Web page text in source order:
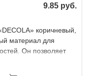
9.85 руб.
коричневый,
материал для
Он позволяет
металле,